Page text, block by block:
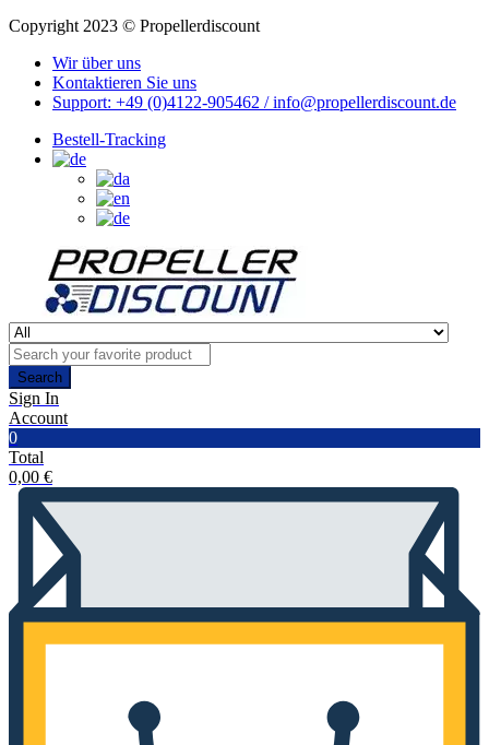
Copyright 2023 © Propellerdiscount
Wir über uns
Kontaktieren Sie uns
Support: +49 (0)4122-905462 / info@propellerdiscount.de
Bestell-Tracking
Search
Sign In
Account
0
Total
0,00 €